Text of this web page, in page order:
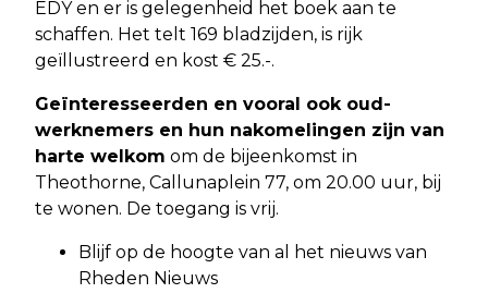
EDY en er is gelegenheid het boek aan te
schaffen. Het telt 169 bladzijden, is rijk
geïllustreerd en kost € 25.-.
Geïnteresseerden en vooral ook oud-
werknemers en hun nakomelingen zijn van
harte welkom om de bijeenkomst in
Theothorne, Callunaplein 77, om 20.00 uur, bij
te wonen. De toegang is vrij.
Blijf op de hoogte van al het nieuws van
Rheden Nieuws